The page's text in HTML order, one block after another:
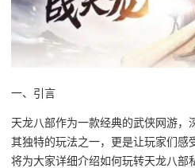
一、引言
天龙八部作为一款经典的武侠网游，
其独特的玩法之一，更是让玩家们感
将为大家详细介绍如何玩转天龙八部